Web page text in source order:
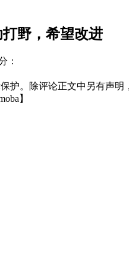
打野，希望改进
：
护。除评论正文中另有声
】